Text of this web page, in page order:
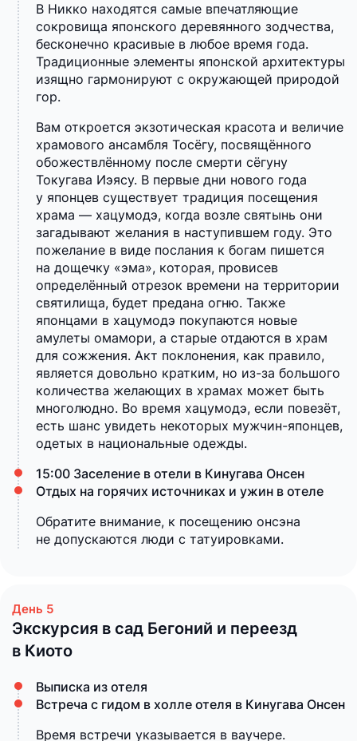
В Никко находятся самые впечатляющие
сокровища японского деревянного зодчества,
бесконечно красивые в любое время года.
Традиционные элементы японской архитектуры
изящно гармонируют с окружающей природой
гор.
Вам откроется экзотическая красота и величие
храмового ансамбля Тосёгу, посвящённого
обожествлённому после смерти сёгуну
Токугава Иэясу. В первые дни нового года
у японцев существует традиция посещения
храма — хацумодэ, когда возле святынь они
загадывают желания в наступившем году. Это
пожелание в виде послания к богам пишется
на дощечку «эма», которая, провисев
определённый отрезок времени на территории
святилища, будет предана огню. Также
японцами в хацумодэ покупаются новые
амулеты омамори, а старые отдаются в храм
для сожжения. Акт поклонения, как правило,
является довольно кратким, но из-за большого
количества желающих в храмах может быть
многолюдно. Во время хацумодэ, если повезёт,
есть шанс увидеть некоторых мужчин-японцев,
одетых в национальные одежды.
15:00 Заселение в отели в Кинугава Онсен
Отдых на горячих источниках и ужин в отеле
Обратите внимание, к посещению онсэна
не допускаются люди с татуировками.
Экскурсия в сад Бегоний и переезд
в Киото
Выписка из отеля
Встреча с гидом в холле отеля в Кинугава Онсен
Время встречи указывается в ваучере.